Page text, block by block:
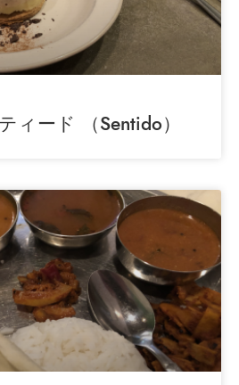
ィード （Sentido）